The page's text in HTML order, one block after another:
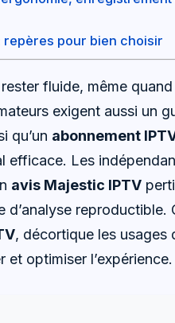
repères pour bien choisir
fluide, même
exigent aussi un
qu’un abonnement
efficace. Les
avis Majestic IPTV
d’analyse reproductible.
, décortique les usages
optimiser l’expérience.